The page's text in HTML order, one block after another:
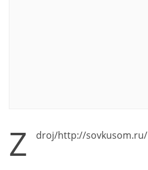
Z droj/http://sovkusom.ru/